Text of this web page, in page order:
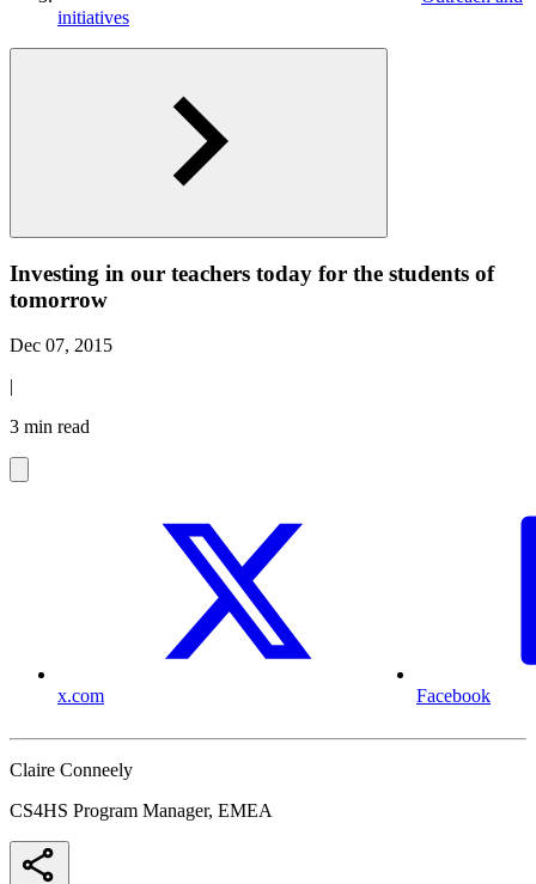
initiatives
Investing in our teachers today for the students of
tomorrow
Dec 07, 2015
|
3 min read
x.com Facebook
Claire Conneely
CS4HS Program Manager, EMEA